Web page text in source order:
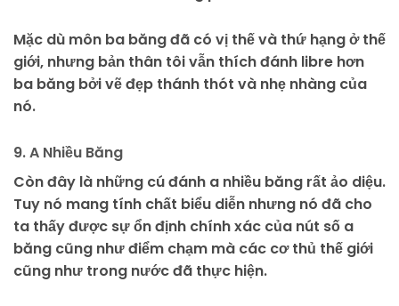
Mặc dù môn ba băng đã có vị thế và thứ hạng ở thế
giới, nhưng bản thân tôi vẫn thích đánh libre hơn
ba băng bởi vẽ đẹp thánh thót và nhẹ nhàng của
nó.
9. A Nhiều Băng
Còn đây là những cú đánh a nhiều băng rất ảo diệu.
Tuy nó mang tính chất biểu diễn nhưng nó đã cho
ta thấy được sự ổn định chính xác của nút số a
băng cũng như điểm chạm mà các cơ thủ thế giới
cũng như trong nước đã thực hiện.